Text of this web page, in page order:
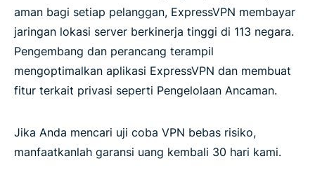
aman bagi setiap pelanggan, ExpressVPN membayar
jaringan lokasi server berkinerja tinggi di 113 negara.
Pengembang dan perancang terampil
mengoptimalkan aplikasi ExpressVPN dan membuat
fitur terkait privasi seperti Pengelolaan Ancaman.
Jika Anda mencari uji coba VPN bebas risiko,
manfaatkanlah garansi uang kembali 30 hari kami.